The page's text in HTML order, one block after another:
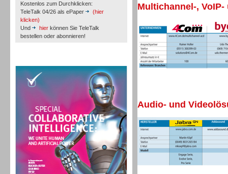
Kostenlos zum Durchklicken:
TeleTalk 04/26 als ePaper
(hier
klicken)
Und
hier können Sie TeleTalk
bestellen oder abonnieren!
Personal
Multichannel-,
Audio- und